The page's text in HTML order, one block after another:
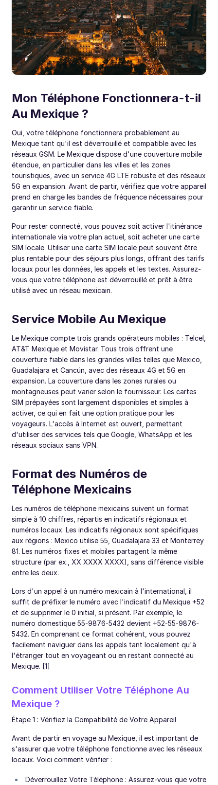
Mon Téléphone Fonctionnera-t-il
Au Mexique ?
Oui, votre téléphone fonctionnera probablement au
Mexique tant qu'il est déverrouillé et compatible avec les
réseaux GSM. Le Mexique dispose d'une couverture mobile
étendue, en particulier dans les villes et les zones
touristiques, avec un service 4G LTE robuste et des réseaux
5G en expansion. Avant de partir, vérifiez que votre appareil
prend en charge les bandes de fréquence nécessaires pour
garantir un service fiable.
Pour rester connecté, vous pouvez soit activer l'itinérance
internationale via votre plan actuel, soit acheter une carte
SIM locale. Utiliser une carte SIM locale peut souvent être
plus rentable pour des séjours plus longs, offrant des tarifs
locaux pour les données, les appels et les textes. Assurez-
vous que votre téléphone est déverrouillé et prêt à être
utilisé avec un réseau mexicain.
Service Mobile Au Mexique
Le Mexique compte trois grands opérateurs mobiles : Telcel,
AT&T Mexique et Movistar. Tous trois offrent une
couverture fiable dans les grandes villes telles que Mexico,
Guadalajara et Cancún, avec des réseaux 4G et 5G en
expansion. La couverture dans les zones rurales ou
montagneuses peut varier selon le fournisseur. Les cartes
SIM prépayées sont largement disponibles et simples à
activer, ce qui en fait une option pratique pour les
voyageurs. L'accès à Internet est ouvert, permettant
d'utiliser des services tels que Google, WhatsApp et les
réseaux sociaux sans VPN.
Format des Numéros de
Téléphone Mexicains
Les numéros de téléphone mexicains suivent un format
simple à 10 chiffres, répartis en indicatifs régionaux et
numéros locaux. Les indicatifs régionaux sont spécifiques
aux régions : Mexico utilise 55, Guadalajara 33 et Monterrey
81. Les numéros fixes et mobiles partagent la même
structure (par ex., XX XXXX XXXX), sans différence visible
entre les deux.
Lors d'un appel à un numéro mexicain à l'international, il
suffit de préfixer le numéro avec l'indicatif du Mexique +52
et de supprimer le 0 initial, si présent. Par exemple, le
numéro domestique 55-9876-5432 devient +52-55-9876-
5432. En comprenant ce format cohérent, vous pouvez
facilement naviguer dans les appels tant localement qu'à
l'étranger tout en voyageant ou en restant connecté au
Mexique. [1]
Comment Utiliser Votre Téléphone Au
Mexique ?
Étape 1 : Vérifiez la Compatibilité de Votre Appareil
Avant de partir en voyage au Mexique, il est important de
s'assurer que votre téléphone fonctionne avec les réseaux
locaux. Voici comment vérifier :
Déverrouillez Votre Téléphone : Assurez-vous que votre